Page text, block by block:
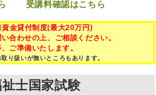
受講料確認はこちら
金貸付制度(最大20万円)
合わせの上、ご相談ください。
ご準備いたします。
り扱いが無いところもあります。
士国家試験